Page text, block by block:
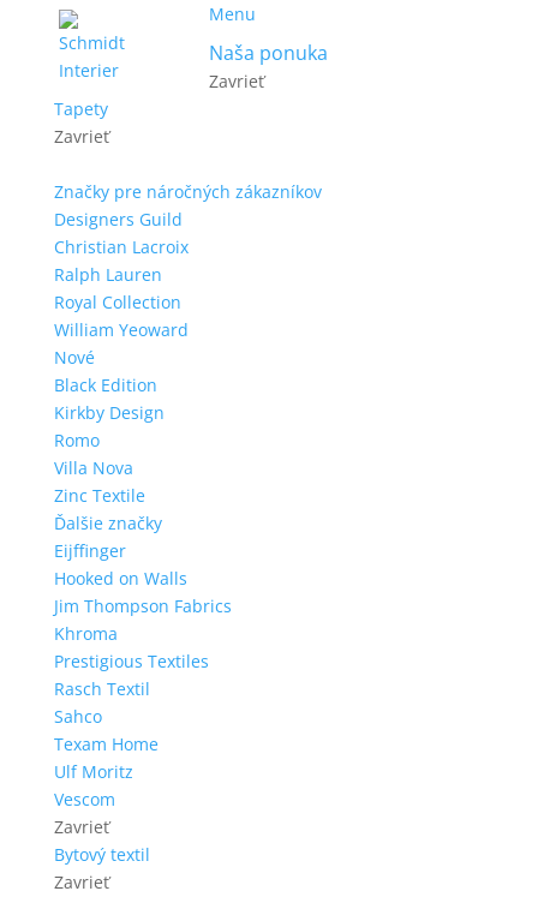
Menu
Naša ponuka
Zavrieť
Tapety
Zavrieť
Značky pre náročných zákazníkov
Designers Guild
Christian Lacroix
Ralph Lauren
Royal Collection
William Yeoward
Nové
Black Edition
Kirkby Design
Romo
Villa Nova
Zinc Textile
Ďalšie značky
Eijffinger
Hooked on Walls
Jim Thompson Fabrics
Khroma
Prestigious Textiles
Rasch Textil
Sahco
Texam Home
Ulf Moritz
Vescom
Zavrieť
Bytový textil
Zavrieť